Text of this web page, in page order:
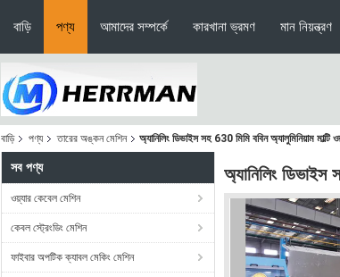
বাড়ি পণ্য আমাদের সম্পর্কে কারখানা ভ্রমণ মান নিয়ন্ত্রণ
বাড়ি পণ্য তারের অঙ্কন মেশিন অ্যানিলিং ডিভাইস সহ 630 মিমি ববিন অ্যালুমিনিয়াম মাল্টি
সব পণ্য
ওয়্যার কেবেল মেশিন
কেবল স্ট্রেংডিং মেশিন
ফাইবার অপটিক ক্যাবল মেকিং মেশিন
অ্যানিলিং ডিভাইস